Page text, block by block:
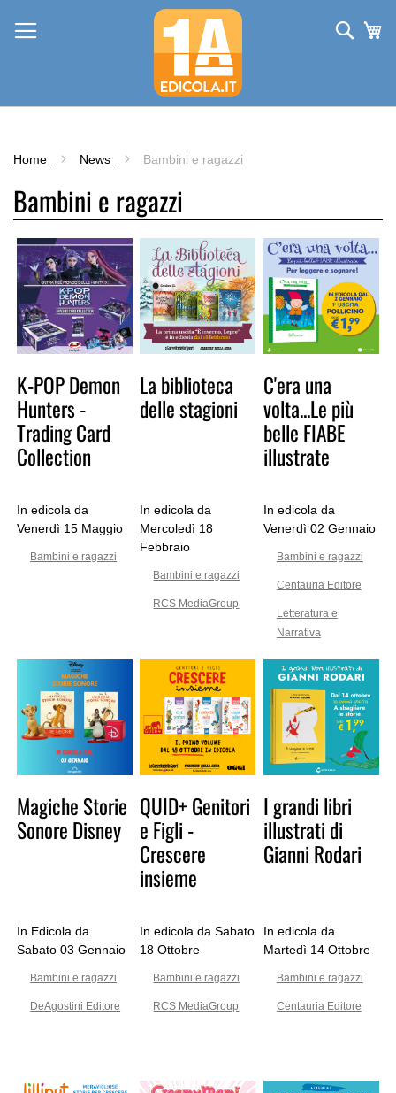
al
contenuto
Cerca
Home News Bambini e ragazzi
Bambini e ragazzi
K-POP Demon
Hunters -
Trading Card
Collection
In edicola da
Venerdì 15 Maggio
Bambini e ragazzi
La biblioteca
delle stagioni
In edicola da
Mercoledì 18
Febbraio
Bambini e ragazzi
RCS MediaGroup
C'era una
volta...Le più
belle FIABE
illustrate
In edicola da
Venerdì 02 Gennaio
Bambini e ragazzi
Centauria Editore
Letteratura e
Narrativa
Magiche Storie
Sonore Disney
In Edicola da
Sabato 03 Gennaio
Bambini e ragazzi
DeAgostini Editore
QUID+ Genitori
e Figli -
Crescere
insieme
In edicola da Sabato
18 Ottobre
Bambini e ragazzi
RCS MediaGroup
I grandi libri
illustrati di
Gianni Rodari
In edicola da
Martedì 14 Ottobre
Bambini e ragazzi
Centauria Editore